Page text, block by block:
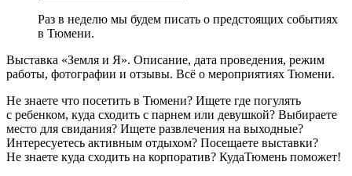
Раз в неделю мы будем писать о предстоящих событиях
в Тюмени.
Выставка «Земля и Я». Описание, дата проведения, режим
работы, фотографии и отзывы. Всё о мероприятиях Тюмени.
Не знаете что посетить в Тюмени? Ищете где погулять
с ребенком, куда сходить с парнем или девушкой? Выбираете
место для свидания? Ищете развлечения на выходные?
Интересуетесь активным отдыхом? Посещаете выставки?
Не знаете куда сходить на корпоратив? КудаТюмень поможет!